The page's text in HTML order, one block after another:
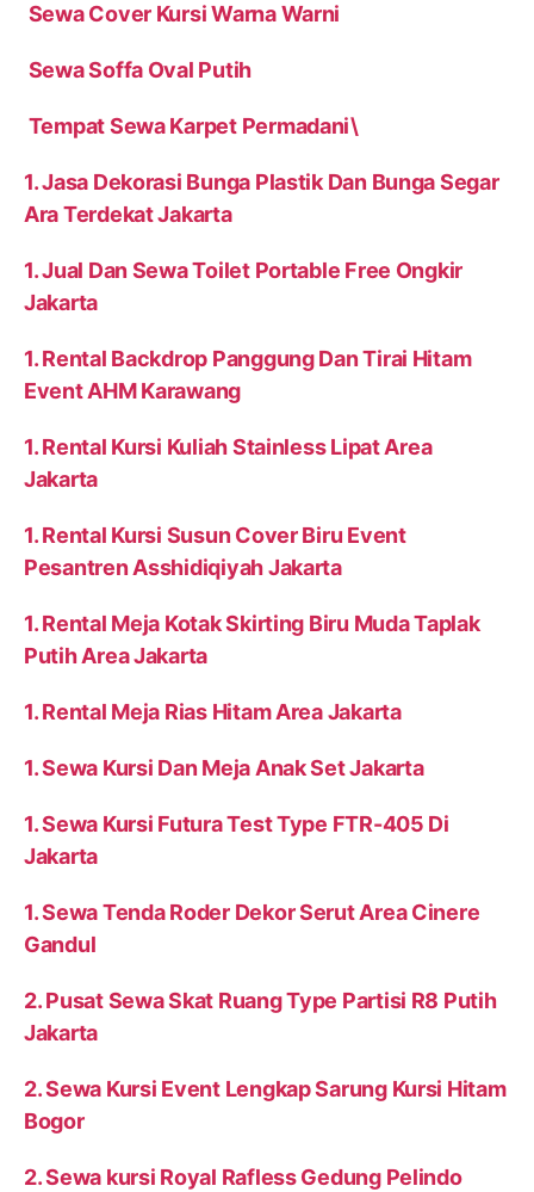
Sewa Cover Kursi Warna Warni
Sewa Soffa Oval Putih
Tempat Sewa Karpet Permadani\
1. Jasa Dekorasi Bunga Plastik Dan Bunga Segar
Ara Terdekat Jakarta
1. Jual Dan Sewa Toilet Portable Free Ongkir
Jakarta
1. Rental Backdrop Panggung Dan Tirai Hitam
Event AHM Karawang
1. Rental Kursi Kuliah Stainless Lipat Area
Jakarta
1. Rental Kursi Susun Cover Biru Event
Pesantren Asshidiqiyah Jakarta
1. Rental Meja Kotak Skirting Biru Muda Taplak
Putih Area Jakarta
1. Rental Meja Rias Hitam Area Jakarta
1. Sewa Kursi Dan Meja Anak Set Jakarta
1. Sewa Kursi Futura Test Type FTR-405 Di
Jakarta
1. Sewa Tenda Roder Dekor Serut Area Cinere
Gandul
2. Pusat Sewa Skat Ruang Type Partisi R8 Putih
Jakarta
2. Sewa Kursi Event Lengkap Sarung Kursi Hitam
Bogor
2. Sewa kursi Royal Rafless Gedung Pelindo